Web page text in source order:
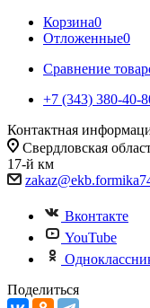
Корзина0
Отложенные0
Сравнение
+7 (343) 380-40-
Контактная
Свердловская
17-й км
Вконтакте
YouTube
Поделиться